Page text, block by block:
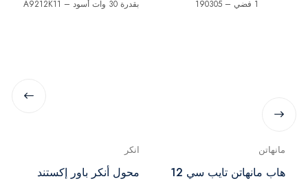
مانهاتن
هاب مانهاتن تايب سي 12
انكر
محول أنكر باور إكستند